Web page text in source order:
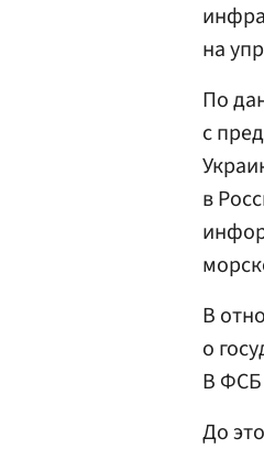
на
По
с
в
В
о
В ФСБ
До